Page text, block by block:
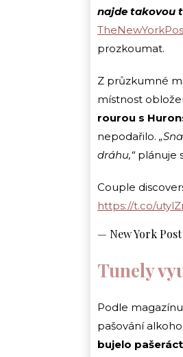
najde takovou
prozkoumat.
Z průzkumné
místnost
rourou s
nepodařilo.
dráhu,“ plánuje
Couple
https://t.co/
— New York
Tunely
Podle magazínu
pašování
bujelo